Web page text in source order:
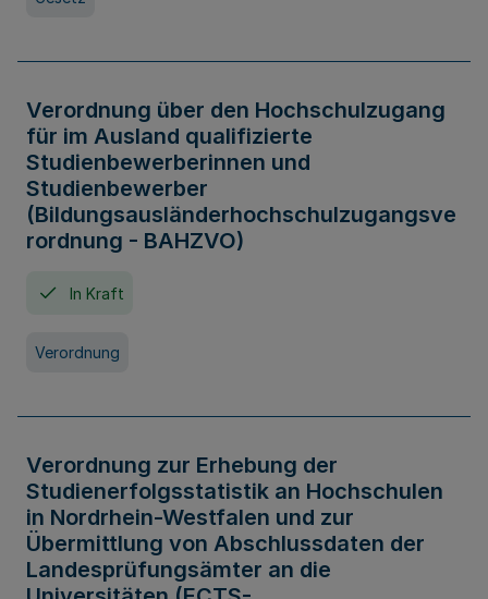
Verordnung über den Hochschulzugang
für im Ausland qualifizierte
Studienbewerberinnen und
Studienbewerber
(Bildungsausländerhochschulzugangsve
rordnung - BAHZVO)
In Kraft
Verordnung
Verordnung zur Erhebung der
Studienerfolgsstatistik an Hochschulen
in Nordrhein-Westfalen und zur
Übermittlung von Abschlussdaten der
Landesprüfungsämter an die